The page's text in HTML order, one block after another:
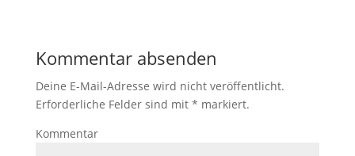
Kommentar absenden
Deine E-Mail-Adresse wird nicht veröffentlicht.
Erforderliche Felder sind mit * markiert.
Kommentar